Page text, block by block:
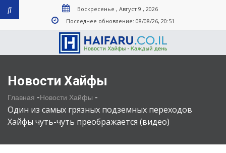
Воскресенье , Август 9 , 2026
Последнее обновление: 08/08/26, 20:51
Новости Хайфы
Главная -Новости Хайфы -
Один из самых грязных подземных переходов
Хайфы чуть-чуть преображается (видео)